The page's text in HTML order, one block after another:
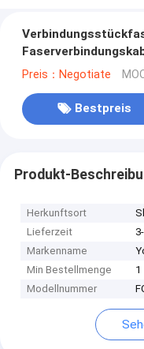
Preis：Negotiate
Bestpreis
Produkt-
Herkunftsort
Lieferzeit
Markenname
Min Bestellmenge
1
Modellnummer